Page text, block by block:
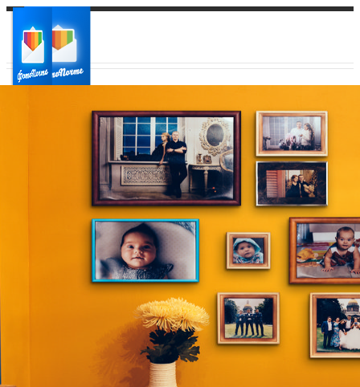
Ваш регион доставки
Выберите из списка: